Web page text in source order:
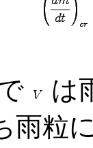
は
雨粒